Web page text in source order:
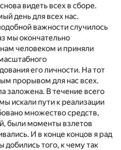
видеть всех в сборе.
день для всех нас.
важности случилось
мы окончательно
человеком и приняли
его личности. На тот
прорывом для нас всех.
заложена. В течение всего
искали пути к реализации
множество средств,
были моменты взлетов
И в конце концов я рад
того, к чему так